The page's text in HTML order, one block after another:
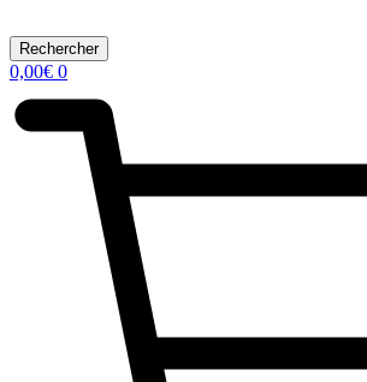
Rechercher
0,00€ 0